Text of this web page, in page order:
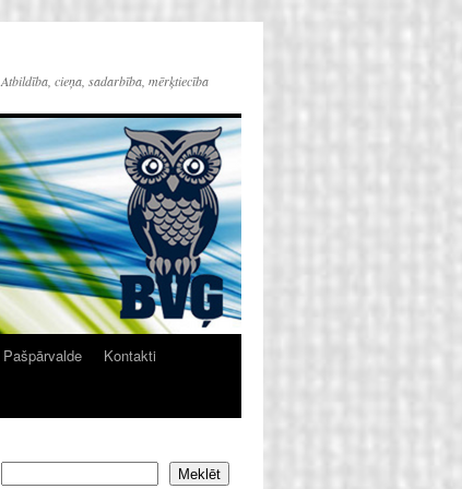
Atbildība, cieņa, sadarbība, mērķtiecība
Pašpārvalde
Kontakti
Meklēt